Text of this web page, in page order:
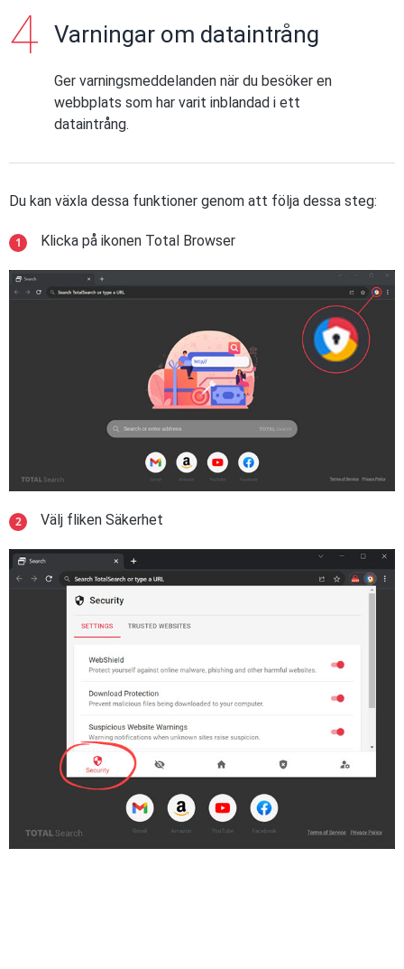
Varningar om dataintrång
Ger varningsmeddelanden när du besöker en
webbplats som har varit inblandad i ett
dataintrång.
Du kan växla dessa funktioner genom att följa dessa steg:
Klicka på ikonen Total Browser
Välj fliken Säkerhet